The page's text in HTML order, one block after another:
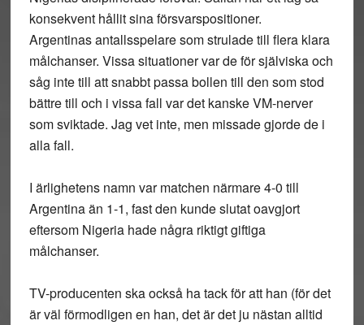
konsekvent hållit sina försvarspositioner.
Argentinas antallsspelare som strulade till flera klara
målchanser. Vissa situationer var de för själviska och
såg inte till att snabbt passa bollen till den som stod
bättre till och i vissa fall var det kanske VM-nerver
som sviktade. Jag vet inte, men missade gjorde de i
alla fall.
I ärlighetens namn var matchen närmare 4-0 till
Argentina än 1-1, fast den kunde slutat oavgjort
eftersom Nigeria hade några riktigt giftiga
målchanser.
TV-producenten ska också ha tack för att han (för det
är väl förmodligen en han, det är det ju nästan alltid